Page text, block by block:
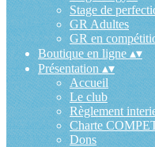
Stage de
GR Adultes
GR en
Boutique en ligne ▴▾
Présentation▴▾
Accueil
Le club
Règlement
Charte
Dons